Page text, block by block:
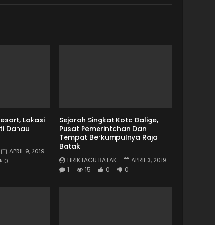
Lokasi
Danau
APRIL 9, 2019
0
Sejarah Singkat Kota Balige,
Pusat Pemerintahan Dan
Tempat Berkumpulnya Raja
Batak
LIRIK LAGU BATAK
APRIL 3, 2019
1
15 0 0